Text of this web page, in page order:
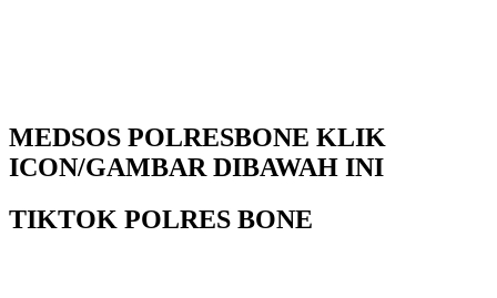
MEDSOS POLRESBONE KLIK
ICON/GAMBAR DIBAWAH INI
TIKTOK POLRES BONE